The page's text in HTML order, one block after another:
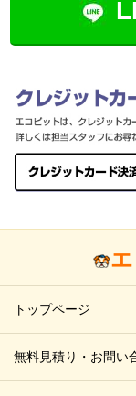
トップページ
無料見積り・お問い